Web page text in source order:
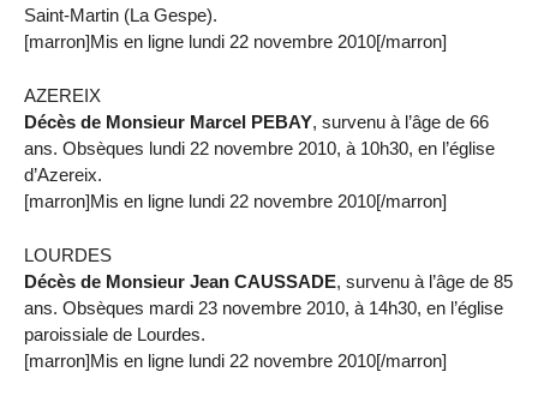
Saint-Martin (La Gespe).
[marron]Mis en ligne lundi 22 novembre 2010[/marron]
AZEREIX
Décès de Monsieur Marcel PEBAY, survenu à l’âge de 66
ans. Obsèques lundi 22 novembre 2010, à 10h30, en l’église
d’Azereix.
[marron]Mis en ligne lundi 22 novembre 2010[/marron]
LOURDES
Décès de Monsieur Jean CAUSSADE, survenu à l’âge de 85
ans. Obsèques mardi 23 novembre 2010, à 14h30, en l’église
paroissiale de Lourdes.
[marron]Mis en ligne lundi 22 novembre 2010[/marron]